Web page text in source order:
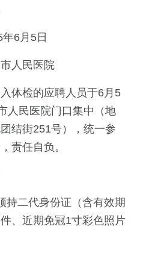
6月5日
人民医院
体检的应聘人员于6月5
人民医院门口集中（地
结街251号），统一参
责任自负。
持二代身份证（含有效期
、近期免冠1寸彩色照片